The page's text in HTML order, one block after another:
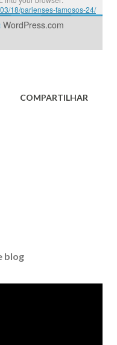
18/parienses-famosos-24/
WordPress.com
COMPARTILHAR
blog